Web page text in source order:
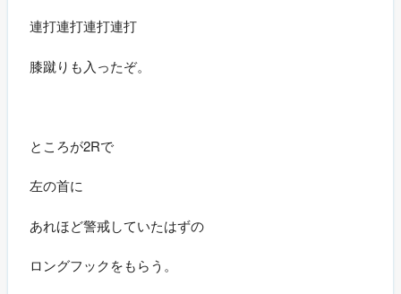
連打連打連打連打
膝蹴りも入ったぞ。
ところが2Rで
左の首に
あれほど警戒していたはずの
ロングフックをもらう。